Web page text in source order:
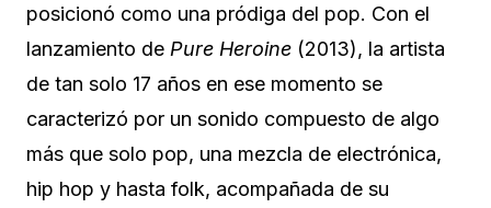
posicionó como una pródiga del pop. Con el
lanzamiento de Pure Heroine (2013), la artista
de tan solo 17 años en ese momento se
caracterizó por un sonido compuesto de algo
más que solo pop, una mezcla de electrónica,
hip hop y hasta folk, acompañada de su